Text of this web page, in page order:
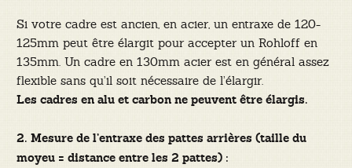
Si votre cadre est ancien, en acier, un entraxe de 120-
125mm peut être élargit pour accepter un Rohloff en
135mm. Un cadre en 130mm acier est en général assez
flexible sans qu’il soit nécessaire de l’élargir.
Les cadres en alu et carbon ne peuvent être élargis.
2. Mesure de l’entraxe des pattes arrières (taille du
moyeu = distance entre les 2 pattes) :